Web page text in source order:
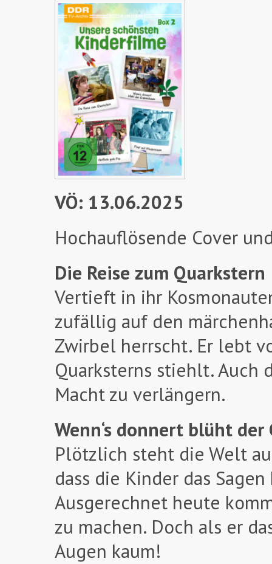
VÖ: 13.06.2025
Hochauflösende Cover
Die Reise zum Quarkstern
Vertieft in ihr
zufällig auf den
Zwirbel herrscht. Er lebt
Quarksterns stiehlt. Auch
Macht zu verlängern.
Wenn‘s donnert blüht der
Plötzlich steht die Welt
dass die Kinder das
Ausgerechnet heute
zu machen. Doch als er
Augen kaum!